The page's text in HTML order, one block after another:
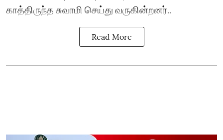
காத்திருந்த சுவாமி செய்து வருகின்றனர்..
Read More